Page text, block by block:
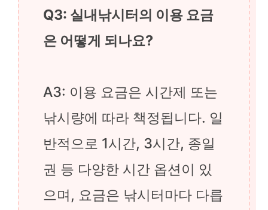
Q3: 실내낚시터의 이용 요금
은 어떻게 되나요?
A3: 이용 요금은 시간제 또는
낚시량에 따라 책정됩니다. 일
반적으로 1시간, 3시간, 종일
권 등 다양한 시간 옵션이 있
으며, 요금은 낚시터마다 다릅